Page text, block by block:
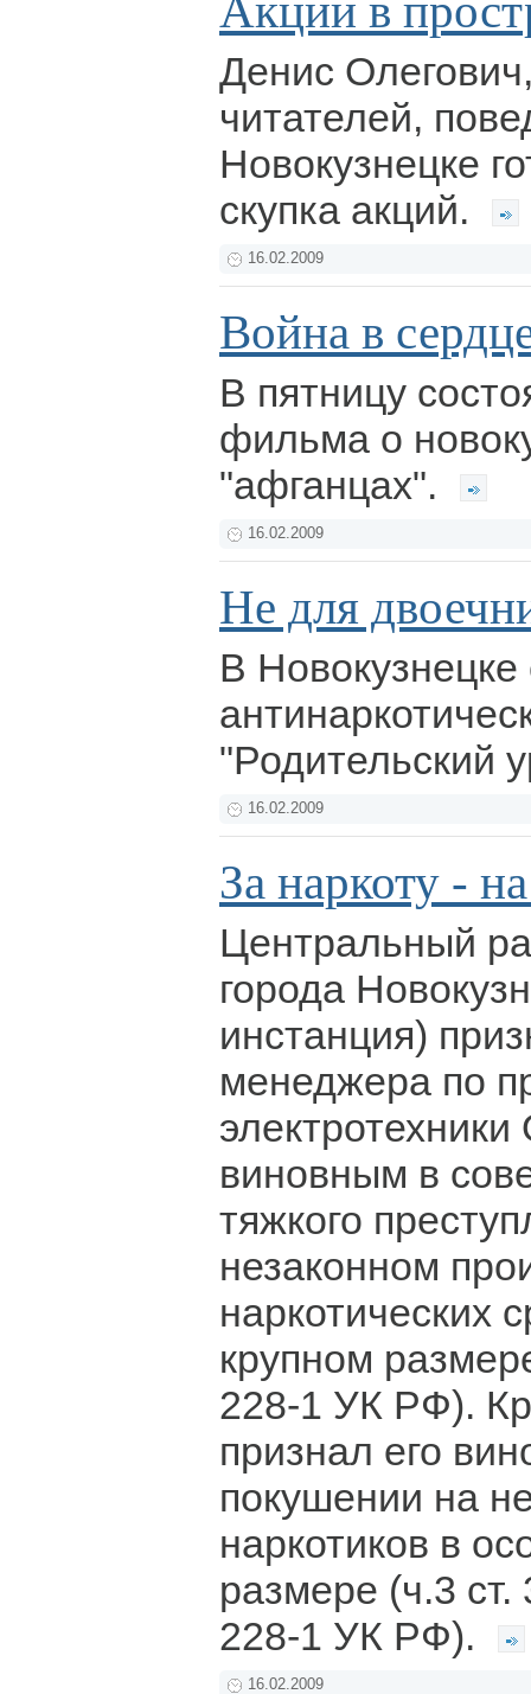
Денис
читателей,
Новокузнецке
скупка акций.
16.02.2009
Война в
В пятницу
фильма о
"афганцах".
16.02.2009
Не для
В Новокузнецке
"Родительский
16.02.2009
За наркоту -
Центральный
города
инстанция)
менеджера по
виновным в
тяжкого
незаконном
наркотических
крупном
228-1 УК РФ).
признал его
покушении на
наркотиков в
размере (ч.3 ст.
228-1 УК РФ).
16.02.2009